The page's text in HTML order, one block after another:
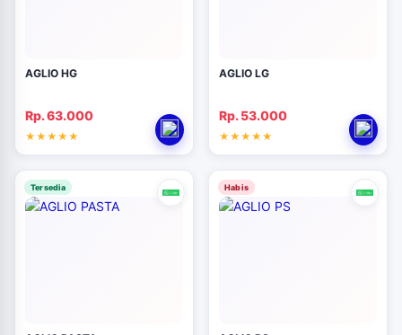
AGLIO HG
Rp. 63.000
AGLIO LG
Rp. 53.000
Tersedia Habis